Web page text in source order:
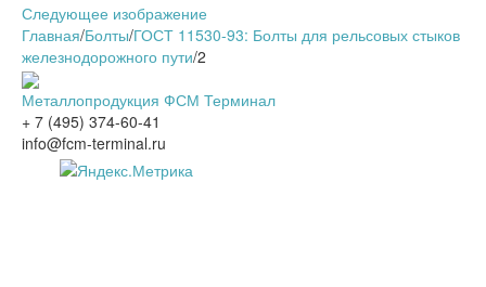
Следующее изображение
Главная/Болты/ГОСТ 11530-93: Болты для рельсовых стыков
железнодорожного пути/2
Металлопродукция ФСМ Терминал
+ 7 (495) 374-60-41
info@fcm-terminal.ru